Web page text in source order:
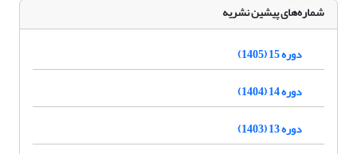
شماره‌های پیشین نشریه
دوره 15 (1405)
دوره 14 (1404)
دوره 13 (1403)